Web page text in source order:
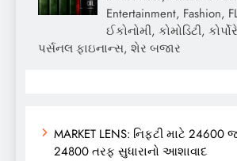
Entertainment, Fashion,
ઈકોનોમી, કોમોડિટી,
પર્સનલ ફાઇનાન્સ, શેર બજાર
MARKET LENS: નિફ્ટી માટે 24600
24800 તરફ સુધારાનો આશાવાદ